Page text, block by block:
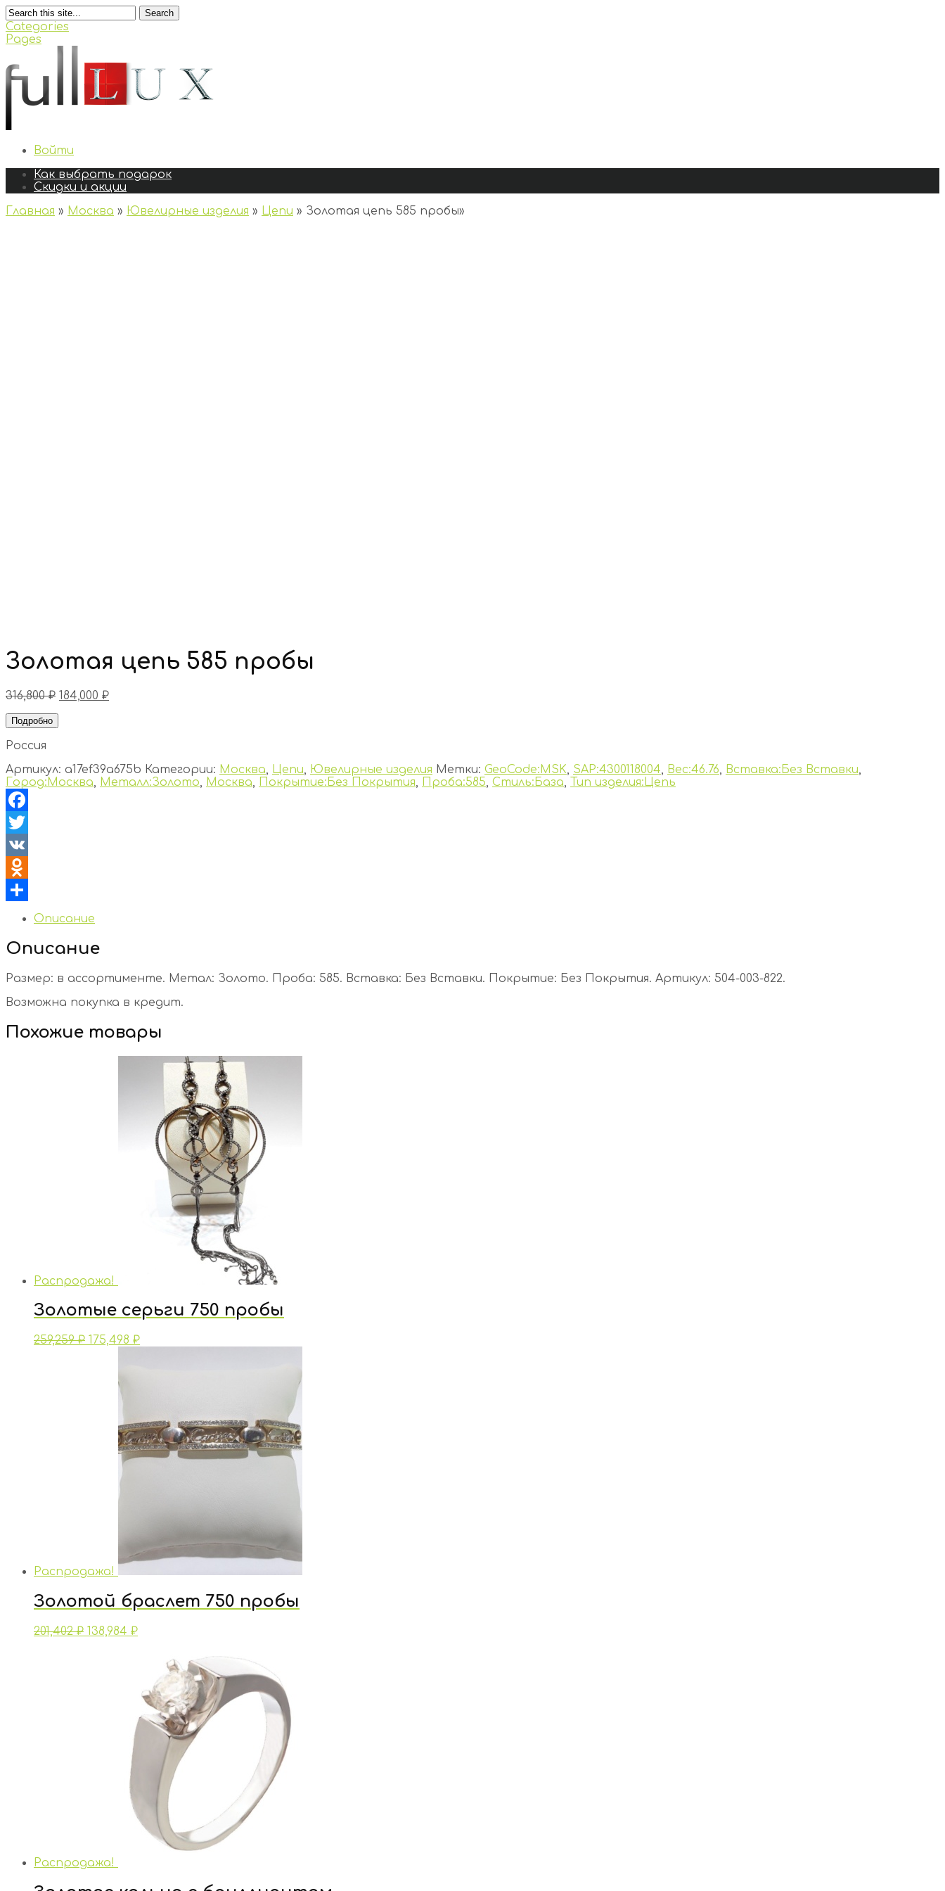
Search
Categories
Pages
Войти
Как выбрать подарок
Скидки и акции
Главная » Москва » Ювелирные изделия » Цепи » Золотая цепь 585 пробы»
Золотая цепь 585 пробы
316,800₽ 184,000 ₽
Подробно
Россия
Артикул: a17ef39a675b Категории: Москва, Цепи, Ювелирные изделия Метки: GeoCode:MSK, SAP:4300118004, Вес:46.76, Вставка:Без Вставки,
Город:Москва, Металл:Золото, Москва, Покрытие:Без Покрытия, Проба:585, Стиль:База, Тип изделия:Цепь
Facebook
Twitter
VK
Odnoklassniki
Отправить
Описание
Описание
Размер: в ассортименте. Метал: Золото. Проба: 585. Вставка: Без Вставки. Покрытие: Без Покрытия. Артикул: 504-003-822.
Возможна покупка в кредит.
Похожие товары
Распродажа!
Золотые серьги 750 пробы
259,259₽ 175,498 ₽
Распродажа!
Золотой браслет 750 пробы
201,402₽ 138,984 ₽
Распродажа!